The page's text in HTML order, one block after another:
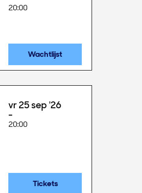
20:00
Wachtlijst
vr 25 sep '26
20:00
Tickets